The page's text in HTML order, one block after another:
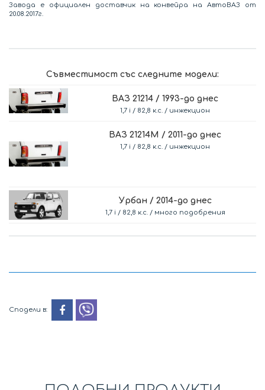
Завода е официален доставчик на конвейра на АвтоВАЗ от
20.08.2017г.
Съвместимост със следните модели:
ВАЗ 21214 / 1993-до днес
1,7 i / 82,8 к.с. / инжекцион
ВАЗ 21214M / 2011-до днес
1,7 i / 82,8 к.с. / инжекцион
Урбан / 2014-до днес
1,7 i / 82,8 к.с. / много подобрения
Сподели в: